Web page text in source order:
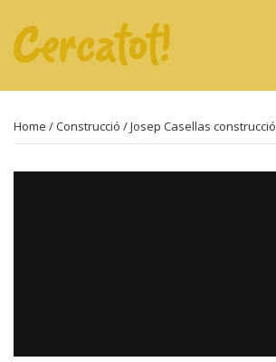
Home /Construcció / Josep Casellas construcció